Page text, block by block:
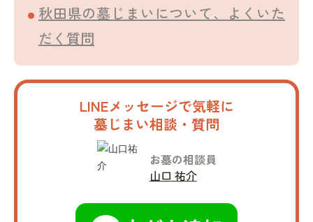
秋田県の墓じまいについて、よくいた
だく質問
LINEメッセージで気軽に
墓じまい相談・質問
お墓の相談員
山口 祐介